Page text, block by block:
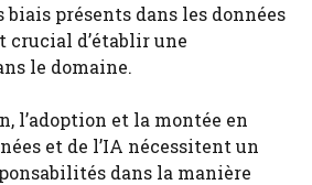
présents dans les données
crucial d’établir une
le domaine.
l’adoption et la montée en
et de l’IA nécessitent un
dans la manière